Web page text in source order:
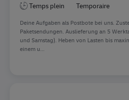
Temps plein
Temporaire
Deine Aufgaben als Postbote bei uns.
Paketsendungen. Auslieferung an 5
und Samstag). Heben von Lasten bis
einem u...